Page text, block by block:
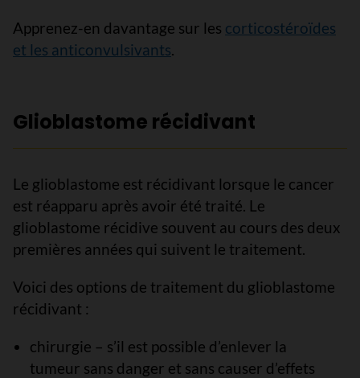
Apprenez-en davantage sur les corticostéroïdes
et les anticonvulsivants.
Glioblastome récidivant
Le glioblastome est récidivant lorsque le cancer
est réapparu après avoir été traité. Le
glioblastome récidive souvent au cours des deux
premières années qui suivent le traitement.
Voici des options de traitement du glioblastome
récidivant :
chirurgie – s’il est possible d’enlever la
tumeur sans danger et sans causer d’effets